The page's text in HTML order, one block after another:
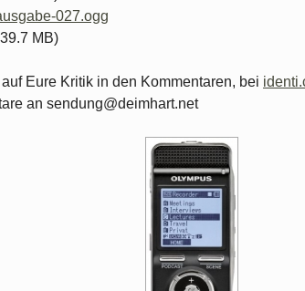
027.ogg
MB)
Eure Kritik in den Kommentaren, bei
an sendung@deimhart.net